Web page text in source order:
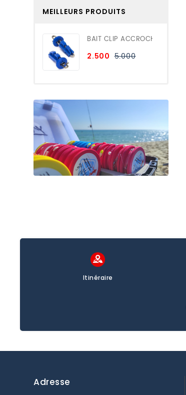
MEILLEURS PRODUITS
BAIT CLIP ACCROCH...
Prix
2.500 Prix
5.000
Itinéraire
Adresse